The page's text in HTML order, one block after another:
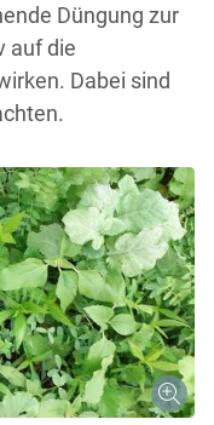
Düngung zur
auf die
Dabei sind